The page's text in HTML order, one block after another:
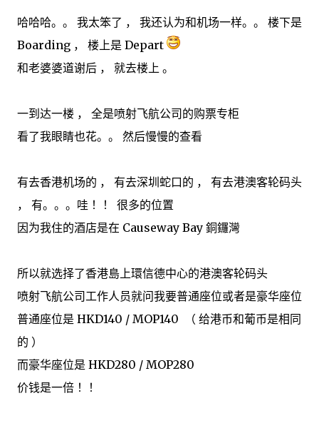
哈哈哈。。 我太笨了 ， 我还认为和机场一样。。 楼下是
Boarding ， 楼上是 Depart
和老婆婆道谢后 ， 就去楼上 。
一到达一楼 ， 全是喷射飞航公司的购票专柜
看了我眼睛也花。。 然后慢慢的查看
有去香港机场的 ， 有去深圳蛇口的 ， 有去港澳客轮码头
， 有。。。哇 ！！ 很多的位置
因为我住的酒店是在 Causeway Bay 銅鑼灣
所以就选择了香港島上環信德中心的港澳客轮码头
喷射飞航公司工作人员就问我要普通座位或者是豪华座位
普通座位是 HKD140 / MOP140 （ 给港币和葡币是相同
的 ）
而豪华座位是 HKD280 / MOP280
价钱是一倍 ！！